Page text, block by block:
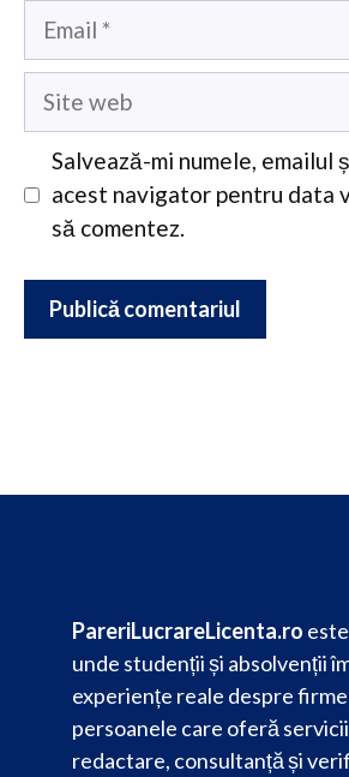
Email
Site
Salvează-mi numele, emailul
acest navigator pentru data
să comentez.
PareriLucrareLicenta.ro
unde studenții și absolvenții
experiențe reale despre
persoanele care oferă
redactare, consultanță și